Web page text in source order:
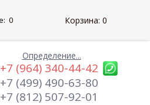
Определение...
+7 (964) 340-44-42
+7 (499) 490-63-80
+7 (812) 507-92-01
0 Корзина: 0